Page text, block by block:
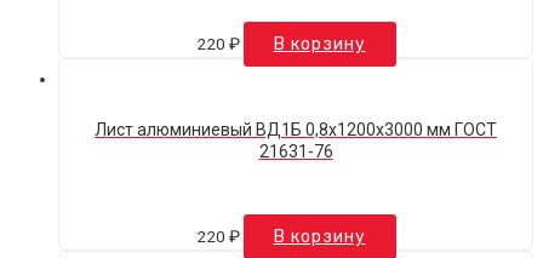
220 ₽ В корзину
Лист алюминиевый ВД1Б 0,8х1200х3000 мм ГОСТ
21631-76
220 ₽ В корзину